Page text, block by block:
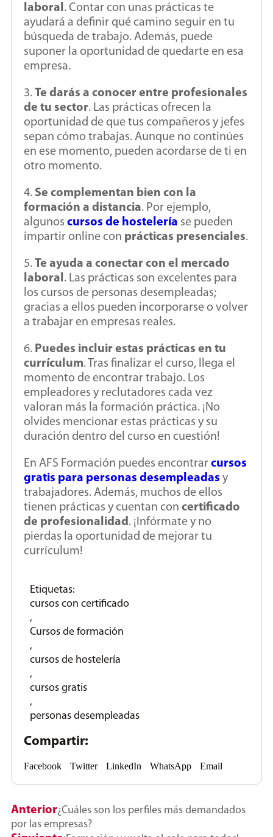
laboral . Contar con unas prácticas te
ayudará a definir qué camino seguir en tu
búsqueda de trabajo. Además, puede
suponer la oportunidad de quedarte en esa
empresa.
3. Te darás a conocer entre profesionales
de tu sector. Las prácticas ofrecen la
oportunidad de que tus compañeros y jefes
sepan cómo trabajas. Aunque no continúes
en ese momento, pueden acordarse de ti en
otro momento.
4. Se complementan bien con la
formación a distancia. Por ejemplo,
algunos cursos de hostelería se pueden
impartir online con prácticas presenciales.
5. Te ayuda a conectar con el mercado
laboral . Las prácticas son excelentes para
los cursos de personas desempleadas;
gracias a ellos pueden incorporarse o volver
a trabajar en empresas reales.
6. Puedes incluir estas prácticas en tu
currículum. Tras finalizar el curso, llega el
momento de encontrar trabajo. Los
empleadores y reclutadores cada vez
valoran más la formación práctica. ¡No
olvides mencionar estas prácticas y su
duración dentro del curso en cuestión!
En AFS Formación puedes encontrar cursos
gratis para personas desempleadas y
trabajadores. Además, muchos de ellos
tienen prácticas y cuentan con certificado
de profesionalidad . ¡Infórmate y no
pierdas la oportunidad de mejorar tu
currículum!
Etiquetas:
cursos con certificado
,
Cursos de formación
,
cursos de hostelería
,
cursos gratis
,
personas desempleadas
Compartir:
Facebook Twitter LinkedIn WhatsApp Email
Anterior¿Cuáles son los perfiles más demandados
por las empresas?